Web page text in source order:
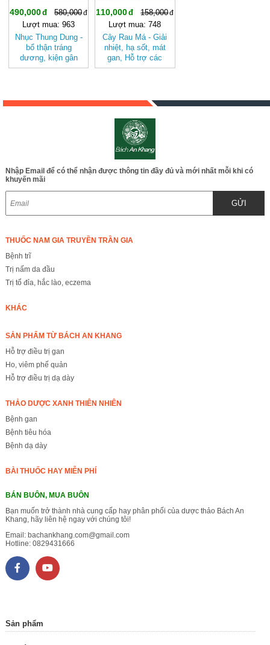
490,000
580,000
Lượt mua: 963
Nhục Thung Dung -
bổ thận tráng
dương, kiện gân
cốt, nhuận tràng,...
110,000
158,000
Lượt mua: 748
Cây Rau Má - Giải
nhiệt, hạ sốt, mát
gan, Hỗ trợ các
bệnh về đường tiêu
Nhập Email để có thể nhận được thông tin đầy đủ và mới nhất mỗi khi có
khuyến mãi
GỬI
THUỐC NAM GIA TRUYỀN TRẦN GIA
Bệnh trĩ
Trị nấm da đầu
Trị tổ đỉa, hắc lào, eczema
KHÁC
SẢN PHẨM TỪ BÁCH AN KHANG
Hỗ trợ điều trị gan
Ho, viêm phế quản
Hỗ trợ điều trị dạ dày
THẢO DƯỢC XANH THIÊN NHIÊN
Bệnh gan
Bệnh tiêu hóa
Bệnh dạ dày
BÀI THUỐC HAY MIỄN PHÍ
BÁN BUÔN, MUA BUÔN
Bạn muốn trở thành nhà cung cấp hay phân phối của dược thảo Bách An
Khang, hãy liên hệ ngay với chúng tôi!
Email: bachankhang.com@gmail.com
Hotline: 0829431666
Sản phẩm